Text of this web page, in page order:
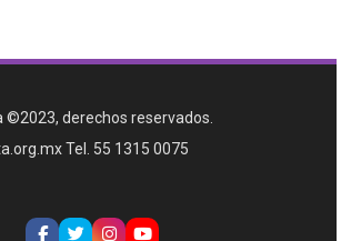
©2023, derechos reservados.
Tel. 55 1315 0075